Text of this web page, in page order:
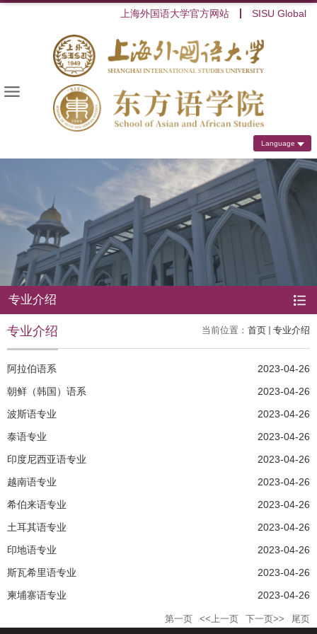
上海外国语大学官方网站 SISU Global
Language
专业介绍
当前位置： 首页 专业介绍
专业介绍
阿拉伯语系
2023-04-26
朝鲜（韩国）语系
2023-04-26
波斯语专业
2023-04-26
泰语专业
2023-04-26
印度尼西亚语专业
2023-04-26
越南语专业
2023-04-26
希伯来语专业
2023-04-26
土耳其语专业
2023-04-26
印地语专业
2023-04-26
斯瓦希里语专业
2023-04-26
柬埔寨语专业
2023-04-26
第一页 <<上一页 下一页>> 尾页